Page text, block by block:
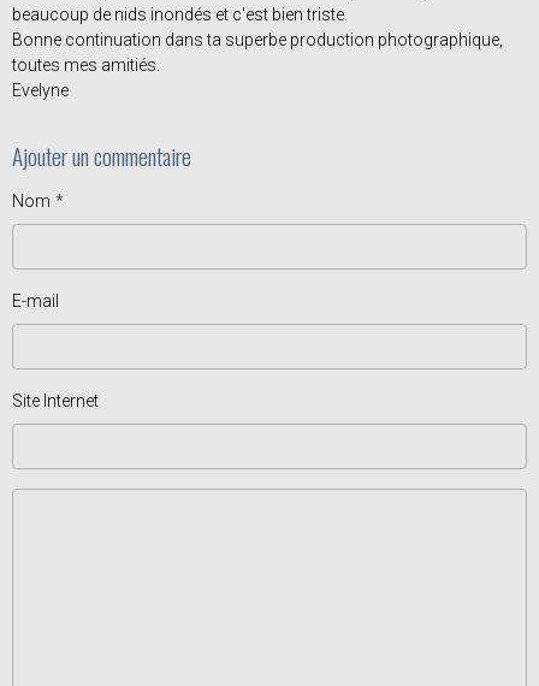
beaucoup de nids inondés et c'est bien triste.
Bonne continuation dans ta superbe production photographique,
toutes mes amitiés.
Evelyne
Ajouter un commentaire
Nom
E-mail
Site Internet